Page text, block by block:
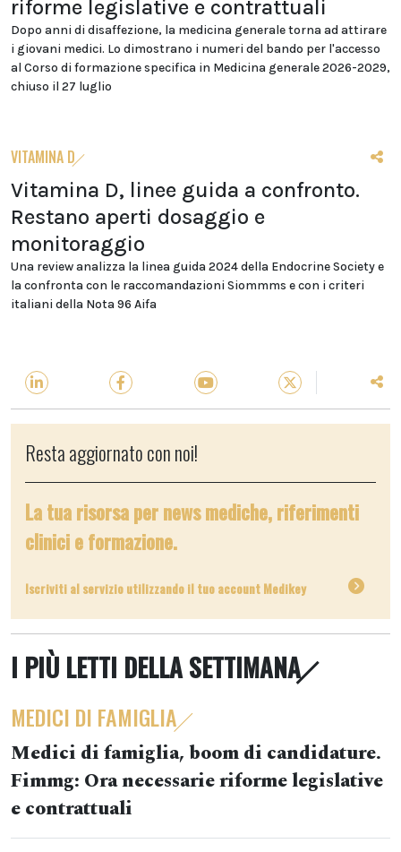
riforme legislative e contrattuali
Dopo anni di disaffezione, la medicina generale torna ad attirare
i giovani medici. Lo dimostrano i numeri del bando per l'accesso
al Corso di formazione specifica in Medicina generale 2026-2029,
chiuso il 27 luglio
VITAMINA D
Vitamina D, linee guida a confronto.
Restano aperti dosaggio e
monitoraggio
Una review analizza la linea guida 2024 della Endocrine Society e
la confronta con le raccomandazioni Siommms e con i criteri
italiani della Nota 96 Aifa
Resta aggiornato con noi!
La tua risorsa per news mediche, riferimenti
clinici e formazione.
Iscriviti al servizio utilizzando il tuo account Medikey
I PIÙ LETTI DELLA SETTIMANA
MEDICI DI FAMIGLIA
Medici di famiglia, boom di candidature.
Fimmg: Ora necessarie riforme legislative
e contrattuali